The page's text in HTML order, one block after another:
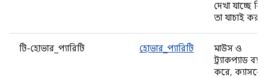
দেখা যাচ্ছে
তা যাচাই
টি-হোভার_প্যারিটি হোভার_প্যারিটি
মাউস ও
ট্র্যাকপ্যাড
করে,